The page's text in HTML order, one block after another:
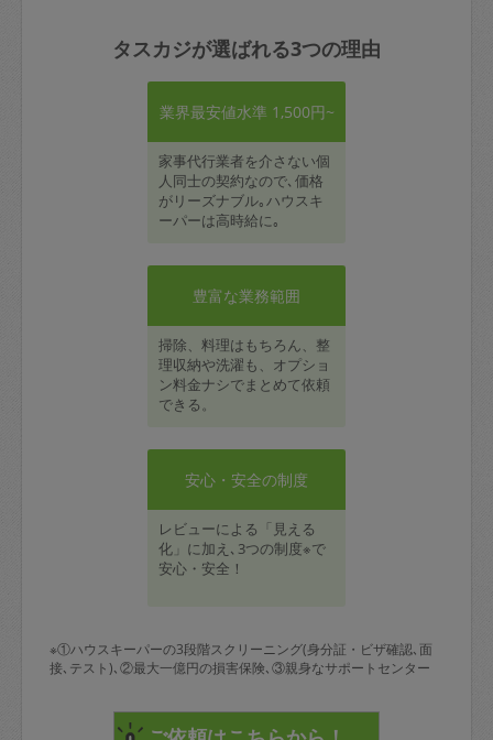
タスカジが選ばれる3つの理由
業界最安値水準 1,500円~
家事代行業者を介さない個
人同士の契約なので､価格
がリーズナブル｡ハウスキ
ーパーは高時給に｡
豊富な業務範囲
掃除、料理はもちろん、整
理収納や洗濯も、オプショ
ン料金ナシでまとめて依頼
できる。
安心・安全の制度
レビューによる「見える
化」に加え､3つの制度※で
安心・安全！
※①ハウスキーパーの3段階スクリーニング(身分証・ビザ確認､面
接､テスト)､②最大一億円の損害保険､③親身なサポートセンター